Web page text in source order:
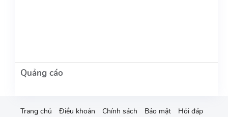
Trang chủ Điều khoản Chính sách Bảo mật
Hỏi đáp